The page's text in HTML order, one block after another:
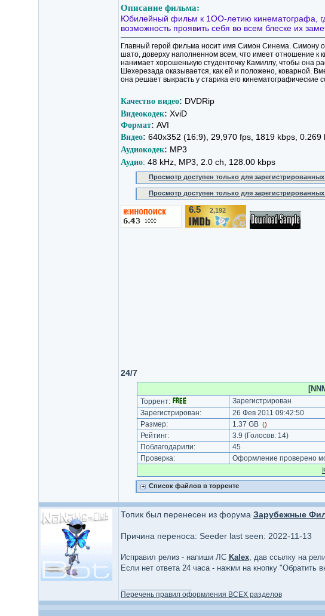
Описание фильма:
Юбилейный фильм к 1OO-летию кинематографа,
возможность проявить себя во всем блеске их
Главный герой фильма носит имя Симон Синема. Симону
шато, доверху наполненном всем, что имеет отношение к
нанимает хорошенькую студенточку Камиллу, чтобы она
Шехерезада оказывается, как ей и положено, коварной.
она решает выкрасть у старика его
Качество видео: DVDRip
Видеокодек: XviD
Формат: AVI
Видео: 640x352 (16:9), 29,970 fps, 1819 kbps, 0.269
Аудиокодек: MP3
Аудио: 48 kHz, MP3, 2.0 ch, 128.00 kbps
Просмотр доступен только для
Просмотр доступен только для
6.5/10 2,192
24/7
Торрент:
Зарегистрирован
Зарегистрирован:
26 Фев 2011 09:42:50
Размер:
1.37 GB ()
Рейтинг: 3.9 (Голосов: 14)
Поблагодарили:
45
Проверка:
Оформление проверено
Список файлов в торренте
Топик был перенесен из форума Зарубежные
Причина переноса: Seeder last seen: 2022-11-13
Исправил релиз - напиши ЛС Kalex, дав ссылку на
Если нет ответа 24 часа - нажми на кнопку "Обратить
Перечень правил оформления ВСЕХ разделов